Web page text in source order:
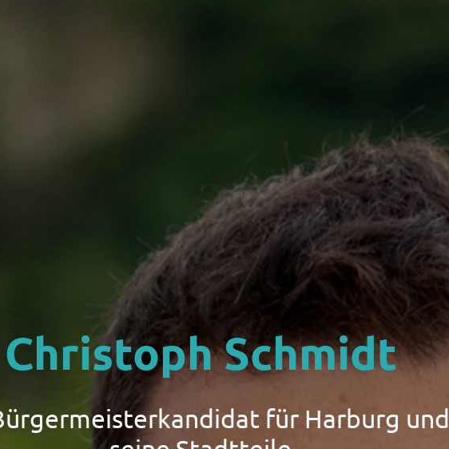
Christoph Schmidt
für Harburg und